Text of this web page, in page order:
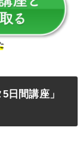
日間講座」